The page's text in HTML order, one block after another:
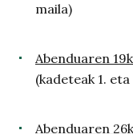
maila)
Abenduaren
(kadeteak 1.
Abenduaren